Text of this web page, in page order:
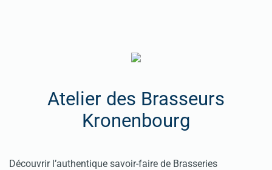
Atelier des Brasseurs
Kronenbourg
Découvrir l’authentique savoir-faire de Brasseries